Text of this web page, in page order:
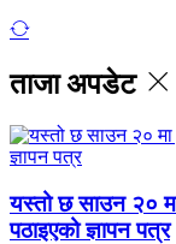
ताजा अपडेट
यस्तो छ साउन २०
पठाइएको ज्ञापन पत्र